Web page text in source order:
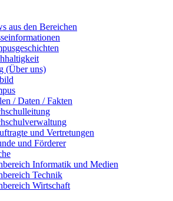
aus den Bereichen
(Über uns)
/ Daten / Fakten
und Vertretungen
und Förderer
Informatik und Medien
Technik
Wirtschaft